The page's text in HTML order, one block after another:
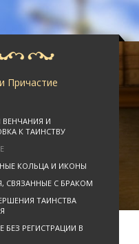
Причастие
И
К ТАИНСТВУ
КОЛЬЦА И ИКОНЫ
СВЯЗАННЫЕ С БРАКОМ
ТАИНСТВА
БЕЗ РЕГИСТРАЦИИ В